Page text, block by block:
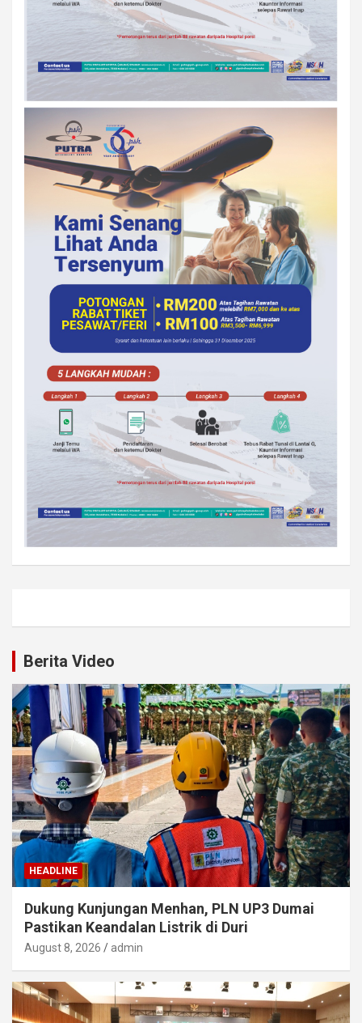
Berita Video
HEADLINE
Dukung Kunjungan Menhan, PLN UP3 Dumai
Pastikan Keandalan Listrik di Duri
August 8, 2026 admin